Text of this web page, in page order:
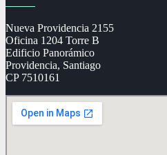
Nueva Providencia 2155
Oficina 1204 Torre B
Edificio Panorámico
Providencia, Santiago
CP 7510161